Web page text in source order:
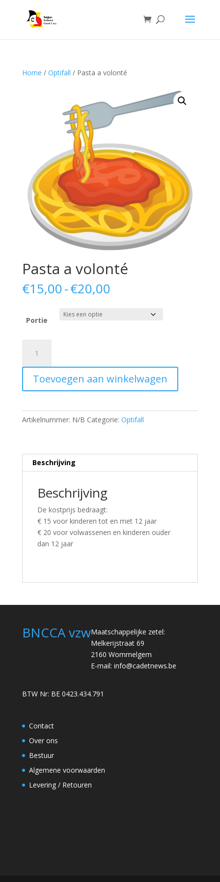
Home / Optifall / Pasta a volonté
Pasta a volonté
€15,00-€20,00Prijsklasse:
Portie
volonté
aantalToevoegen aan winkelwagen
Artikelnummer: N/B Categorie: Optifall
Beschrijving
Beschrijving
De kostprijs bedraagt:
€ 15 voor kinderen tot en met 12 jaar
€ 20 voor volwassenen en kinderen ouder
dan 12 jaar
BNCCA vzwMaatschappelijke zetel:
Melkerijstraat 69
2160 Wommelgem
E-mail: info@cadetnews.be
BTW Nr: BE 0423.434.791
Contact
Over ons
Bestuur
Algemene voorwaarden
Levering / Retouren